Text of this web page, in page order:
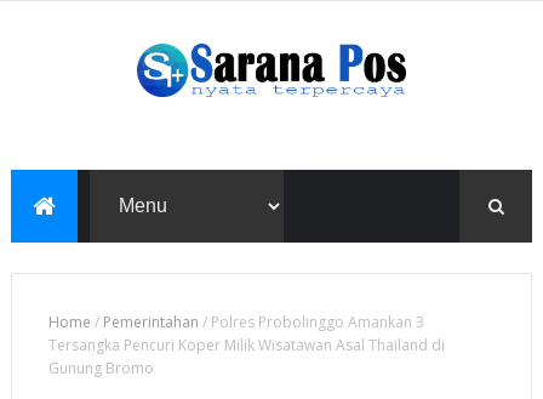
Home / Pemerintahan / Polres Probolinggo Amankan 3
Tersangka Pencuri Koper Milik Wisatawan Asal Thailand di
Gunung Bromo